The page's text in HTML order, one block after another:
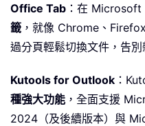
Office Tab ：在
籤 ，就像 Chrome、
過分頁輕鬆切換文件，告別
Kutools for Outlook ：
種強大功能 ，全面支援
2024（及後續版本）與